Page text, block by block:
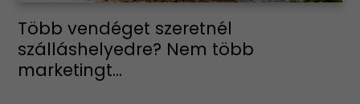
Több vendéget szeretnél
szálláshelyedre? Nem több
marketingt...